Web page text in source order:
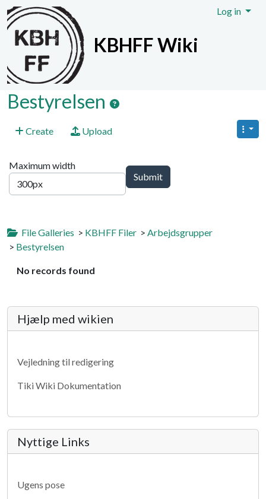
Site identity, navigation, etc.
KBHFF Wiki
Log in
Navigation and related
Bestyrelsen
Create Upload
Maximum width
File Galleries > KBHFF Filer > Arbejdsgrupper
> Bestyrelsen
No records found
More content and functionality
Hjælp med wikien
Vejledning til redigering
Tiki Wiki Dokumentation
Nyttige Links
Ugens pose